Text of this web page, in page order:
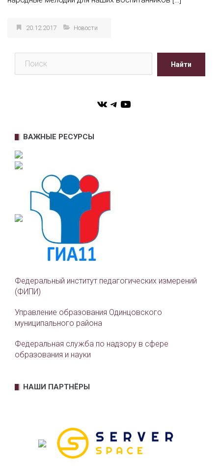
народные мелодии для наших воспитанников […]
Поиск
VKTelegram
YouTube
ВАЖНЫЕ РЕСУРСЫ
Федеральный институт педагогических измерений
(ФИПИ)
Управление образования Одинцовского
муниципального района
Федеральная служба по надзору в сфере
образования и науки
НАШИ ПАРТНЁРЫ